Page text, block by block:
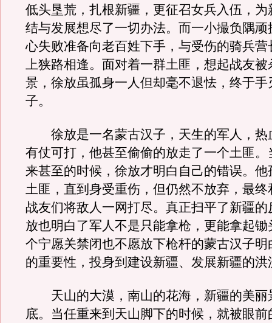
低头垦荒，扎根新疆，更征召女兵入伍，为
结与发展想尽了一切办法。而一小撮负隅顽
心失败准备向老百姓下手，与受伤的骑兵营
上狭路相逢。面对着一群土匪，想起战友被
景，徐放虽孤身一人但却毫不退怯，终于手
子。
徐放是一名蒙古汉子，天生的军人，热
有仗可打，他甚至偷偷的放走了一个土匪。
来甚至的时候，徐放才明白自己的错误。他
土匪，直到身受重伤，但仍然不放弃，最终
战友们将敌人一网打尽。真正扫平了新疆的
放也明白了军人不是只能拿枪，更能拿起锄
个宁愿关禁闭也不愿放下枪杆的蒙古汉子明
的重要性，投身到建设新疆、发展新疆的洪
天山的大漠，南山的花海，新疆的美丽
底。当任重来到天山脚下的时候，就被眼